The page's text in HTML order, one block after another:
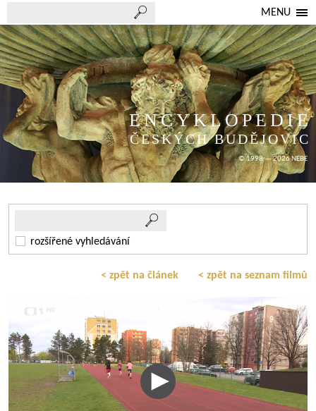
MENU
ENCYKLOPEDIE
ČESKÝCH BUDĚJOVIC
© 1998 — 2026 NEBE
rozšířené vyhledávání
< zpět na článek < zpět na seznam filmů